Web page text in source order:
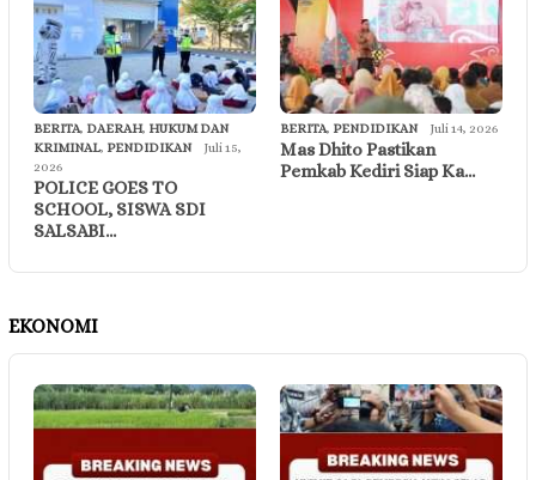
BERITA, DAERAH, HUKUM DAN
KRIMINAL, PENDIDIKAN
Juli 15,
2026
POLICE GOES TO
SCHOOL, SISWA SDI
SALSABI…
BERITA, PENDIDIKAN Juli 14, 2026
Mas Dhito Pastikan
Pemkab Kediri Siap Ka…
EKONOMI